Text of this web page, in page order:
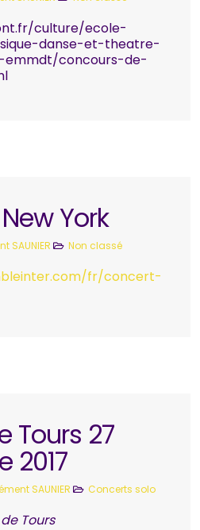
culture/ecole-
danse-et-theatre-
emmdt/concours-de-
York
SAUNIER Non classé
fr/concert-
Tours 27
2017
SAUNIER Concerts solo
Tours